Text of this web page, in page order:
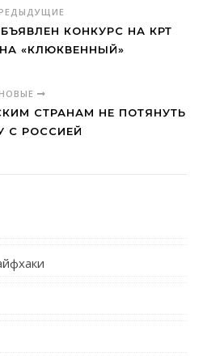
КОНКУРС НА КРТ
«КЛЮКВЕННЫЙ»
НОВЫЕ
СТРАНАМ НЕ ПОТЯНУТЬ
С РОССИЕЙ